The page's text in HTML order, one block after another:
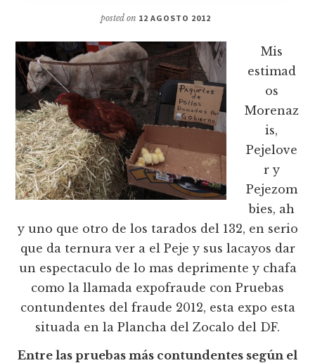
posted on 12 AGOSTO 2012
Mis
estimad
os
Morenaz
is,
Pejelove
r y
Pejezom
bies, ah
y uno que otro de los tarados del 132, en serio
que da ternura ver a el Peje y sus lacayos dar
un espectaculo de lo mas deprimente y chafa
como la llamada expofraude con Pruebas
contundentes del fraude 2012, esta expo esta
situada en la Plancha del Zocalo del DF.
Entre las pruebas más contundentes según el